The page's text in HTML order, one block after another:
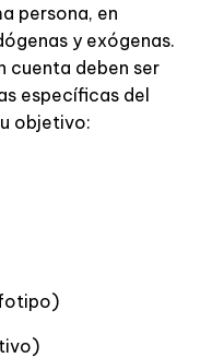
persona, en
y exógenas.
cuenta deben ser
específicas del
objetivo: